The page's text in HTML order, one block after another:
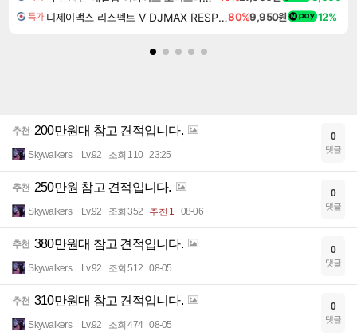
특가 디제이맥스 리스펙트 V DJMAX RESPECT V80%9,950원 12%
추천 200만원대 참고 견적입니다.
Skywalkers Lv.92 조회 110 23:25
0
댓글
추천 250만원 참고 견적입니다.
Skywalkers Lv.92 조회 352 추천 1 08-06
0
댓글
추천 380만원대 참고 견적입니다.
Skywalkers Lv.92 조회 512 08-05
0
댓글
추천 310만원대 참고 견적입니다.
Skywalkers Lv.92 조회 474 08-05
0
댓글